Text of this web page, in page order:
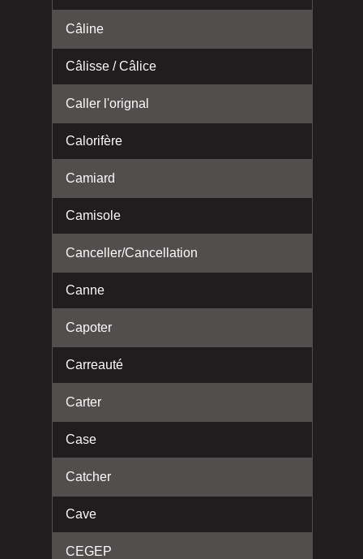
Câline
Câlisse / Câlice
Caller l'orignal
Calorifère
Camiard
Camisole
Canceller/Cancellation
Canne
Capoter
Carreauté
Carter
Case
Catcher
Cave
CEGEP